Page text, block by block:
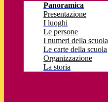
Panoramica
Presentazione
I luoghi
Le persone
I numeri della scuola
Le carte della scuola
Organizzazione
La storia